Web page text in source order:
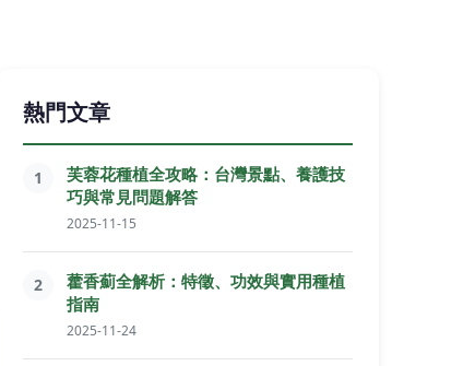
熱門文章
1
芙蓉花種植全攻略：台灣景點、養護技
巧與常見問題解答
2025-11-15
2
藿香薊全解析：特徵、功效與實用種植
指南
2025-11-24